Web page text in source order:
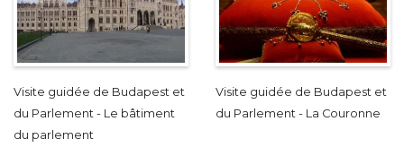
Visite guidée de Budapest et
du Parlement - Le bâtiment
du parlement
Visite guidée de Budapest et
du Parlement - La Couronne